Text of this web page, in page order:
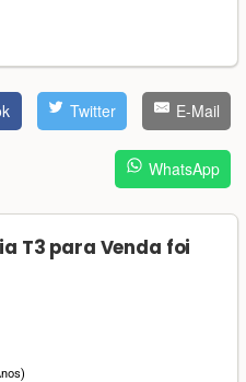
Twitter E-Mail
WhatsApp
T3 para Venda foi
)